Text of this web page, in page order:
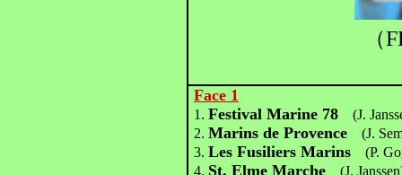
（
Face 1
1.Festival Marine 78 (J.
2.Marins de Provence (J.
3.Les Fusiliers Marins (P.
4. St. Elme Marche (J.